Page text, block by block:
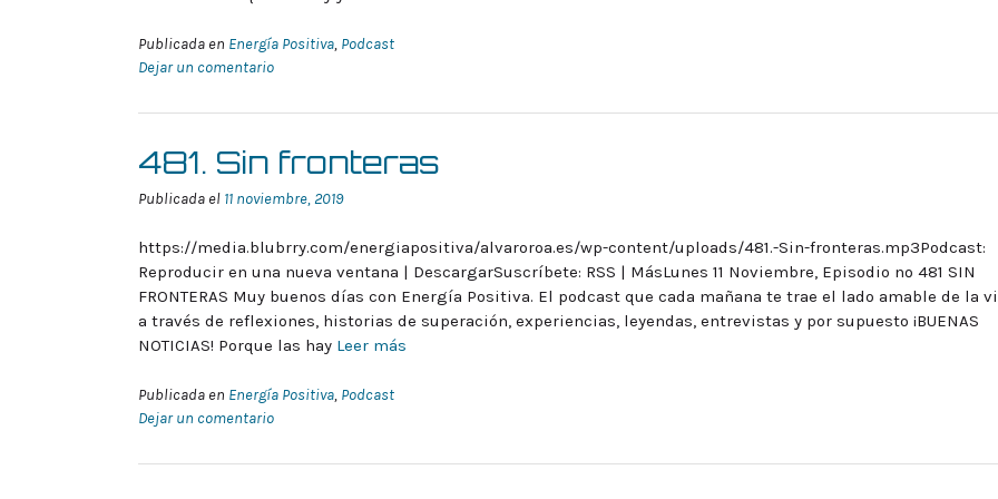
Publicada en Energía Positiva, Podcast
Dejar un comentario
481. Sin fronteras
Publicada el 11 noviembre, 2019
https://media.blubrry.com/energiapositiva/alvaroroa.es/wp-content/uploads/481.-Sin-fronteras.mp3Podcast:
Reproducir en una nueva ventana | DescargarSuscríbete: RSS | MásLunes 11 Noviembre, Episodio nº 481 SIN
FRONTERAS Muy buenos días con Energía Positiva. El podcast que cada mañana te trae el lado amable de la
a través de reflexiones, historias de superación, experiencias, leyendas, entrevistas y por supuesto ¡BUENAS
NOTICIAS! Porque las hay Leer más
Publicada en Energía Positiva, Podcast
Dejar un comentario